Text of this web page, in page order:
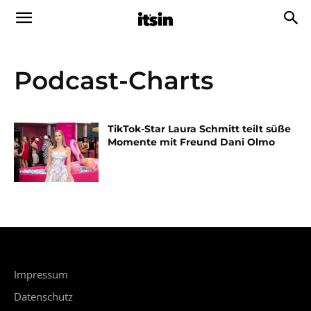
Podcast-Charts
TikTok-Star Laura Schmitt teilt süße
Momente mit Freund Dani Olmo
Impressum
Datenschutz